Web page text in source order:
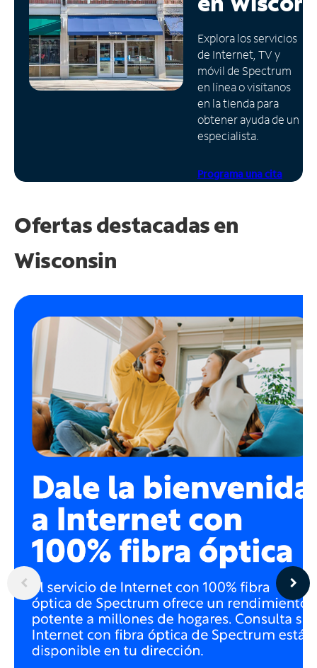
Administrar
cuenta
Encuentra
una
tienda
Explora los servicios
de Internet, TV y
móvil de Spectrum
en línea o visítanos
en la tienda para
obtener ayuda de un
especialista.
Programa una cita
Ofertas destacadas en
Wisconsin